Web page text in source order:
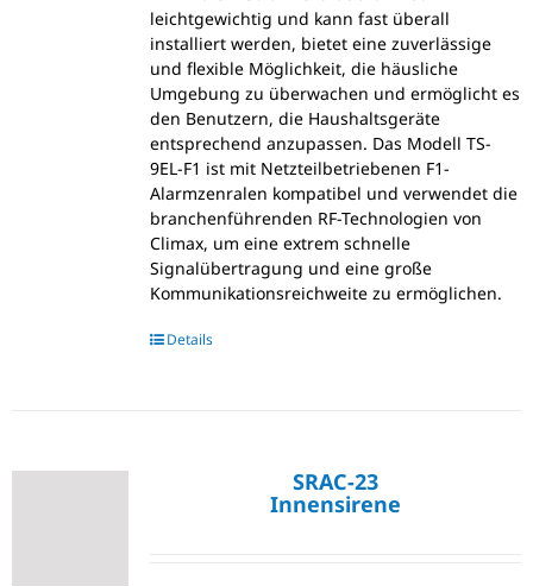
leichtgewichtig und kann fast überall
installiert werden, bietet eine zuverlässige
und flexible Möglichkeit, die häusliche
Umgebung zu überwachen und ermöglicht es
den Benutzern, die Haushaltsgeräte
entsprechend anzupassen. Das Modell TS-
9EL-F1 ist mit Netzteilbetriebenen F1-
Alarmzenralen kompatibel und verwendet die
branchenführenden RF-Technologien von
Climax, um eine extrem schnelle
Signalübertragung und eine große
Kommunikationsreichweite zu ermöglichen.
Details
SRAC-23
Innensirene